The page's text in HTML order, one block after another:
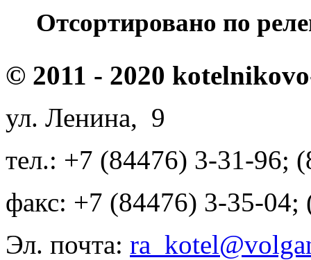
Отсортировано по
© 2011 - 2020
ул. Ленина, 9
тел.: +7 (84476) 3-31-96;
факс: +7 (84476) 3-35-04;
Эл. почта: